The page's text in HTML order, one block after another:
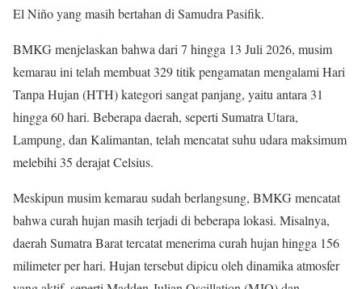
El Niño yang masih bertahan di Samudra Pasifik.
BMKG menjelaskan bahwa dari 7 hingga 13 Juli 2026, musim
kemarau ini telah membuat 329 titik pengamatan mengalami Hari
Tanpa Hujan (HTH) kategori sangat panjang, yaitu antara 31
hingga 60 hari. Beberapa daerah, seperti Sumatra Utara,
Lampung, dan Kalimantan, telah mencatat suhu udara maksimum
melebihi 35 derajat Celsius.
Meskipun musim kemarau sudah berlangsung, BMKG mencatat
bahwa curah hujan masih terjadi di beberapa lokasi. Misalnya,
daerah Sumatra Barat tercatat menerima curah hujan hingga 156
milimeter per hari. Hujan tersebut dipicu oleh dinamika atmosfer